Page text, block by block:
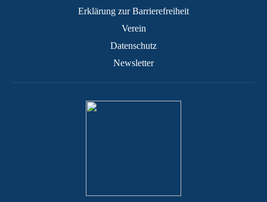
Erklärung zur Barrierefreiheit
Verein
Datenschutz
Newsletter